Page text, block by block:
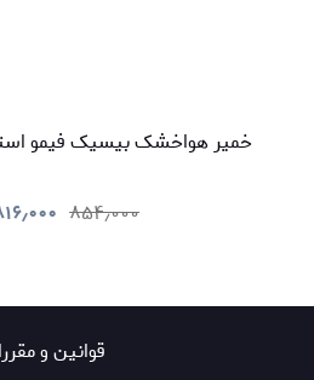
خمیر هواخشک بیسیک فیمو استدلر -
۸۵۴٫۰۰۰
قوانين و